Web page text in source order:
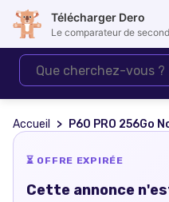
Accueil P60 PRO 256Go
⏳ OFFRE EXPIRÉE
Cette annonce
Télécharger Dero
Le comparateur de